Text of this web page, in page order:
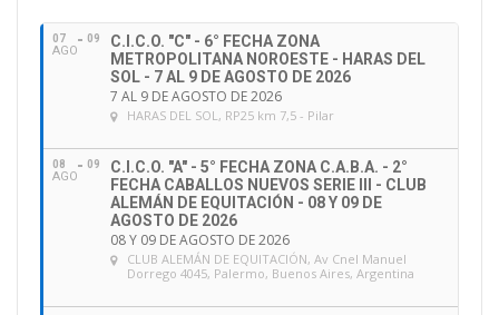
ó
07
AGO
09
C.I.C.O. "C" - 6° FECHA ZONA
METROPOLITANA NOROESTE - HARAS DEL
SOL - 7 AL 9 DE AGOSTO DE 2026
7 AL 9 DE AGOSTO DE 2026
HARAS DEL SOL, RP25 km 7,5 - Pilar
08
AGO
09
C.I.C.O. "A" - 5° FECHA ZONA C.A.B.A. - 2°
FECHA CABALLOS NUEVOS SERIE III - CLUB
ALEMÁN DE EQUITACIÓN - 08 Y 09 DE
AGOSTO DE 2026
08 Y 09 DE AGOSTO DE 2026
CLUB ALEMÁN DE EQUITACIÓN, Av Cnel Manuel
Dorrego 4045, Palermo, Buenos Aires, Argentina